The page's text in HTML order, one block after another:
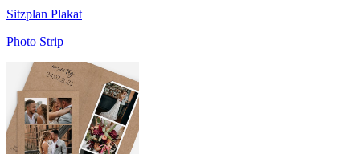
Sitzplan Plakat
Photo Strip